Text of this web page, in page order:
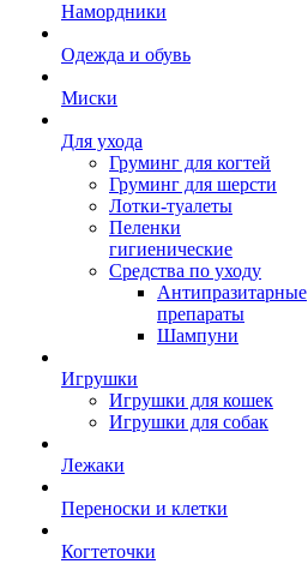
Намордники
Одежда и обувь
Миски
Для ухода
Груминг для когтей
Груминг для шерсти
Лотки-туалеты
Пеленки
гигиенические
Средства по уходу
Антипразитарные
препараты
Шампуни
Игрушки
Игрушки для кошек
Игрушки для собак
Лежаки
Переноски и клетки
Когтеточки